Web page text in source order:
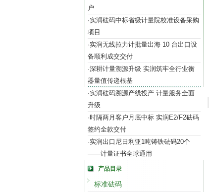
户
·实润砝码中标省级计量院校准设备采购
项目
·实润无线拉力计批量出海 10 台出口设
备顺利成交交付
·深耕计量溯源升级 实润筑牢全行业衡
器量值传递根基
·实润砝码溯源产线投产 计量服务全面
升级
·时隔两月客户月底中标 实润E2/F2砝码
签约全款交付
·实润出口尼日利亚1吨铸铁砝码20个
——计量证书全球通用
产品目录
标准砝码